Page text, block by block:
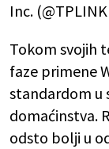
Inc.
Tokom svojih
faze primene
standardom u
domaćinstva.
odsto bolji u